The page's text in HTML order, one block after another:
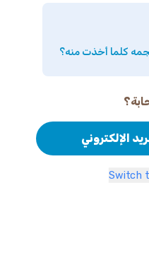
كلما أخذت منه؟
الإلكتروني
Switch